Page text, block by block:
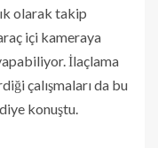
olarak takip
içi kameraya
İlaçlama
çalışmaları da bu
konuştu.